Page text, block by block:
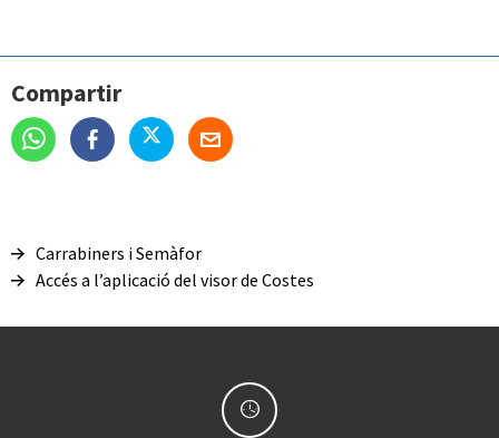
Compartir
Carrabiners i Semàfor
Accés a l’aplicació del visor de Costes